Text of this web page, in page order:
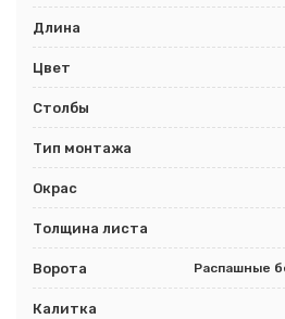
Длина
Цвет
Столбы
Тип монтажа
Окрас
Толщина листа
Ворота Распашные
Калитка